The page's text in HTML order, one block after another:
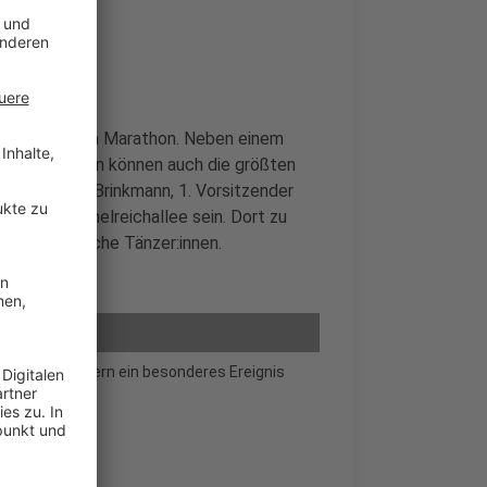
um den Marathon. Neben einem
können auch die größten
Michael Brinkmann, 1. Vorsitzender
der Himmelreichallee sein. Dort zu
brasilianische Tänzer:innen.
300 Künstlern ein besonderes Ereignis